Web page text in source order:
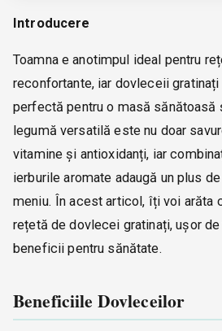
Introducere
Toamna e anotimpul ideal pentru
reconfortante, iar dovleceii gratinați
perfectă pentru o masă
legumă versatilă este nu doar
vitamine și antioxidanți, iar
ierburile aromate adaugă un plus
meniu. În acest articol, îți voi arăta
rețetă de dovlecei gratinați, ușor
beneficii pentru sănătate.
Beneficiile Dovleceilor